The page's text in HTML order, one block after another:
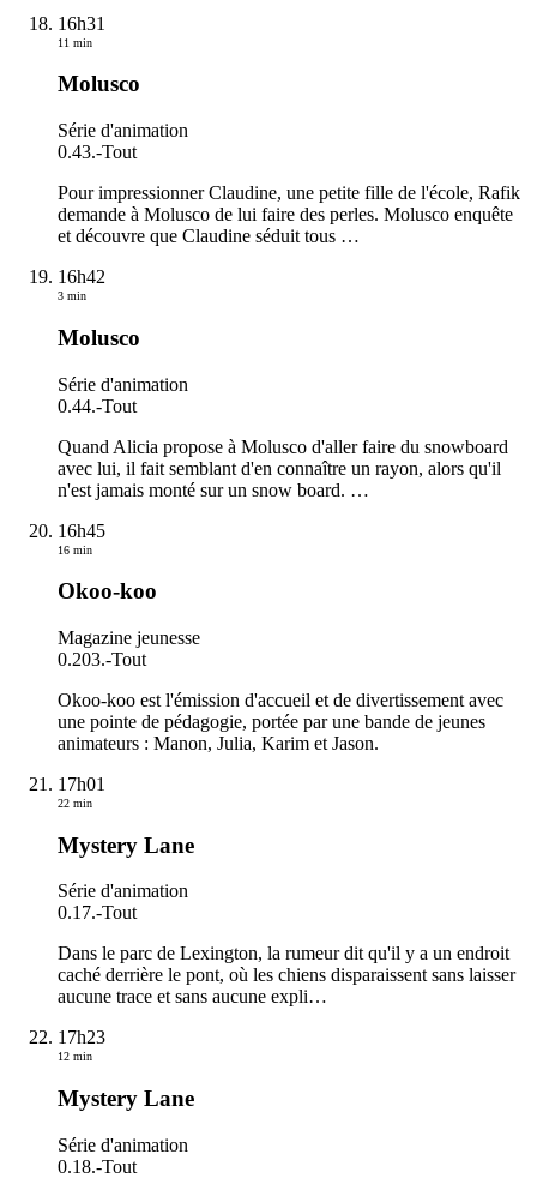
16h31
11 min
Molusco
Série d'animation
0.43.-Tout
Pour impressionner Claudine, une petite fille de l'école, Rafik
demande à Molusco de lui faire des perles. Molusco enquête
et découvre que Claudine séduit tous …
16h42
3 min
Molusco
Série d'animation
0.44.-Tout
Quand Alicia propose à Molusco d'aller faire du snowboard
avec lui, il fait semblant d'en connaître un rayon, alors qu'il
n'est jamais monté sur un snow board. …
16h45
16 min
Okoo-koo
Magazine jeunesse
0.203.-Tout
Okoo-koo est l'émission d'accueil et de divertissement avec
une pointe de pédagogie, portée par une bande de jeunes
animateurs : Manon, Julia, Karim et Jason.
17h01
22 min
Mystery Lane
Série d'animation
0.17.-Tout
Dans le parc de Lexington, la rumeur dit qu'il y a un endroit
caché derrière le pont, où les chiens disparaissent sans laisser
aucune trace et sans aucune expli…
17h23
12 min
Mystery Lane
Série d'animation
0.18.-Tout